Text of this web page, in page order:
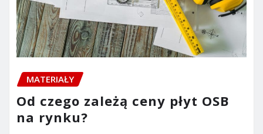
MATERIAŁY
Od czego zależą ceny płyt OSB
na rynku?